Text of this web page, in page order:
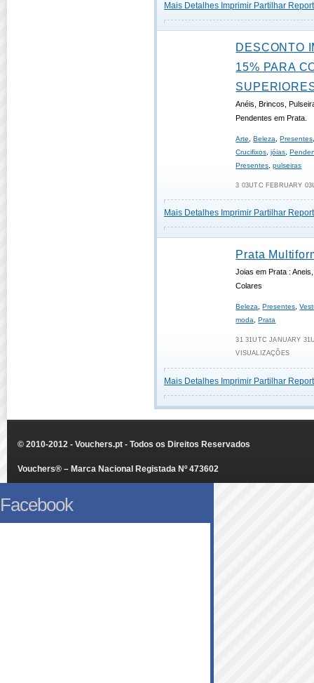
Mais Detalhes Imprimir Partilhar
DESCONTO
15% PARA
Anéis, Brincos,
Pendentes em Prata.
Arte ,Beleza ,Presentes
Crucifixos ,jóias ,
Presentes ,pulseiras
3 03UTC FEBRUARY
Mais Detalhes Imprimir Partilhar
Prata
Joias em Prata :
Colares
Beleza ,Presentes ,
moda
,Prata
31 31UTC JANUARY
VISUALIZAÇÕES
Mais Detalhes Imprimir Partilhar
© 2010-2012 - Vouchers.pt - Todos os Direitos Reservados
Vouchers® – Marca Nacional Registada Nº 473602
Facebook